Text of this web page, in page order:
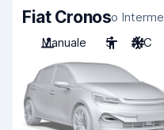
Fiat Cronoso
Manuale
5 A/C